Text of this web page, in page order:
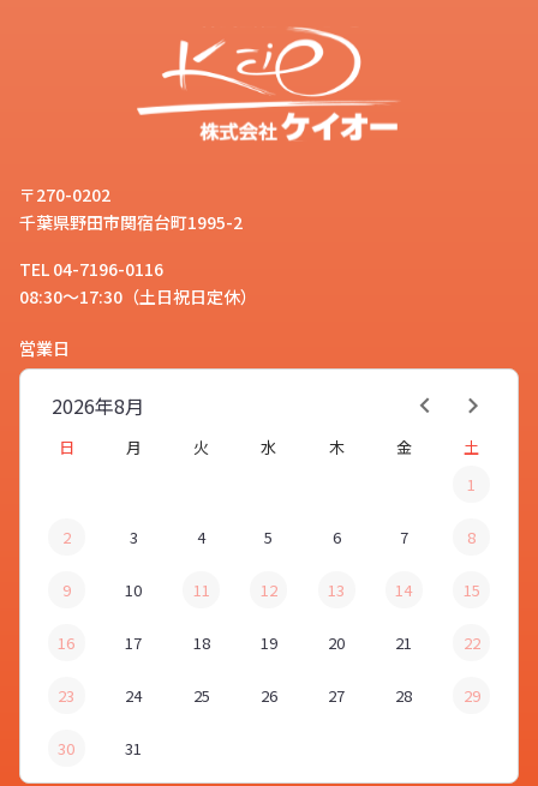
〒270-0202
千葉県野田市関宿台町1995-2
TEL 04-7196-0116
08:30～17:30（土日祝日定休）
営業日
8月
2026年
日 月 火 水 木 金
土
1
2 3 4 5 6 7 8
9 10 11 12 13 14 15
16 17 18 19 20 21 22
23 24 25 26 27 28 29
30 31